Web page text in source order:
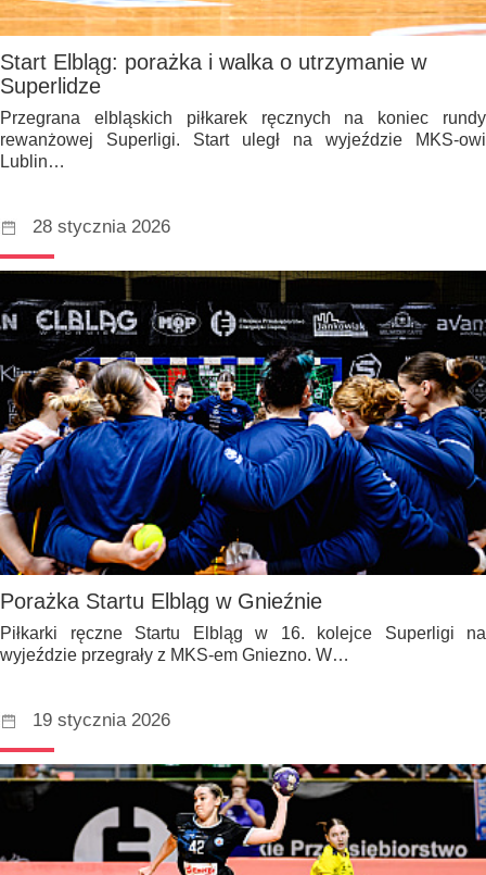
Start Elbląg: porażka i walka o utrzymanie w
Superlidze
Przegrana elbląskich piłkarek ręcznych na koniec rundy
rewanżowej Superligi. Start uległ na wyjeździe MKS-owi
Lublin…
28 stycznia 2026
Porażka Startu Elbląg w Gnieźnie
Piłkarki ręczne Startu Elbląg w 16. kolejce Superligi na
wyjeździe przegrały z MKS-em Gniezno. W…
19 stycznia 2026